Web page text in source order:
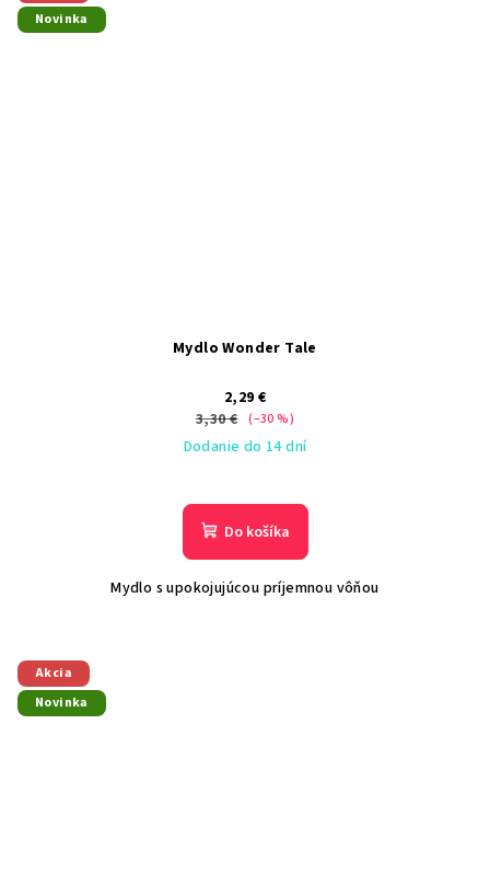
Novinka
Mydlo Wonder Tale
2,29 €
3,30 € (–30 %)
Dodanie do 14 dní
Do košíka
Mydlo s upokojujúcou príjemnou vôňou
Akcia
Novinka